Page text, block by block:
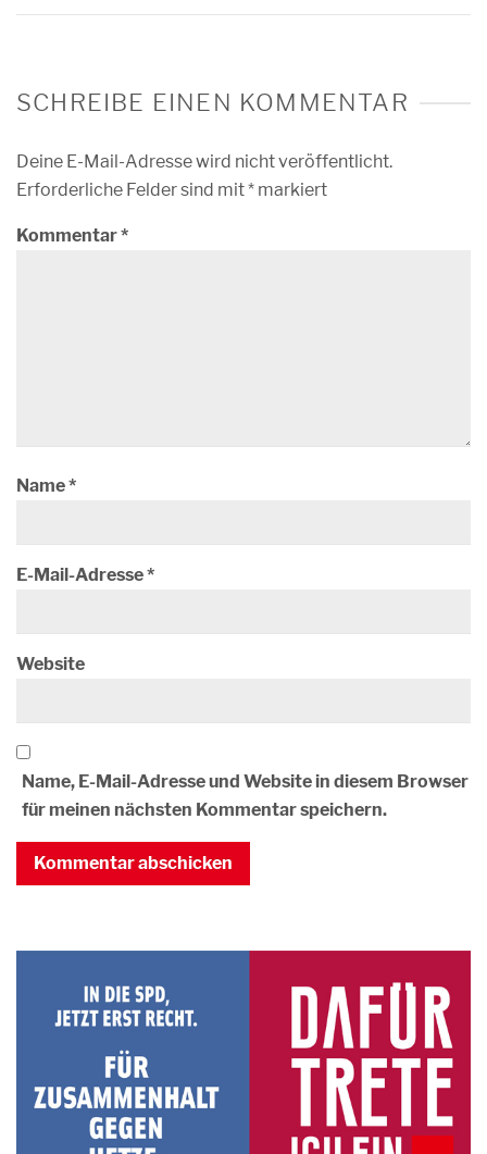
SCHREIBE EINEN KOMMENTAR
Deine E-Mail-Adresse wird nicht veröffentlicht.
Erforderliche Felder sind mit* markiert
Kommentar*
Name*
E-Mail-Adresse*
Website
Name, E-Mail-Adresse und Website in diesem Browser
für meinen nächsten Kommentar speichern.